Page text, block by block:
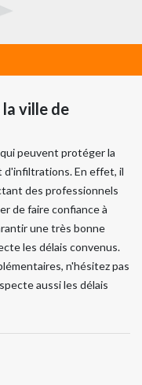
ville de
peuvent protéger la
En effet, il
des professionnels
de faire confiance à
une très bonne
les délais convenus.
n'hésitez pas
aussi les délais